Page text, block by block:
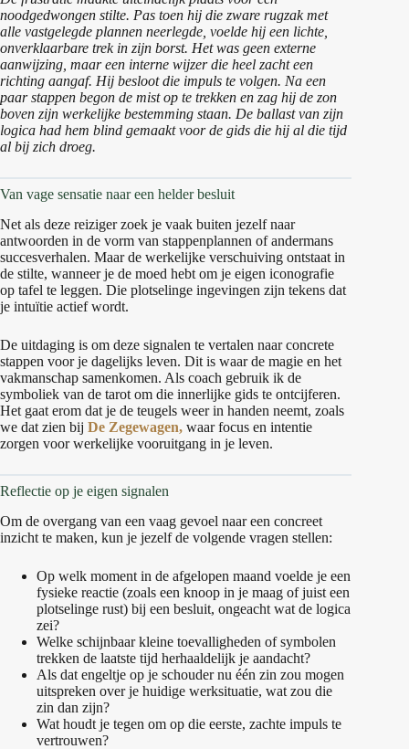
noodgedwongen stilte. Pas toen hij die zware rugzak met
alle vastgelegde plannen neerlegde, voelde hij een lichte,
onverklaarbare trek in zijn borst. Het was geen externe
aanwijzing, maar een interne wijzer die heel zacht een
richting aangaf. Hij besloot die impuls te volgen. Na een
paar stappen begon de mist op te trekken en zag hij de zon
boven zijn werkelijke bestemming staan. De ballast van zijn
logica had hem blind gemaakt voor de gids die hij al die tijd
al bij zich droeg.
Van vage sensatie naar een helder besluit
Net als deze reiziger zoek je vaak buiten jezelf naar
antwoorden in de vorm van stappenplannen of andermans
succesverhalen. Maar de werkelijke verschuiving ontstaat in
de stilte, wanneer je de moed hebt om je eigen iconografie
op tafel te leggen. Die plotselinge ingevingen zijn tekens dat
je intuïtie actief wordt.
De uitdaging is om deze signalen te vertalen naar concrete
stappen voor je dagelijks leven. Dit is waar de magie en het
vakmanschap samenkomen. Als coach gebruik ik de
symboliek van de tarot om die innerlijke gids te ontcijferen.
Het gaat erom dat je de teugels weer in handen neemt, zoals
we dat zien bij De Zegewagen, waar focus en intentie
zorgen voor werkelijke vooruitgang in je leven.
Reflectie op je eigen signalen
Om de overgang van een vaag gevoel naar een concreet
inzicht te maken, kun je jezelf de volgende vragen stellen:
Op welk moment in de afgelopen maand voelde je een
fysieke reactie (zoals een knoop in je maag of juist een
plotselinge rust) bij een besluit, ongeacht wat de logica
zei?
Welke schijnbaar kleine toevalligheden of symbolen
trekken de laatste tijd herhaaldelijk je aandacht?
Als dat engeltje op je schouder nu één zin zou mogen
uitspreken over je huidige werksituatie, wat zou die
zin dan zijn?
Wat houdt je tegen om op die eerste, zachte impuls te
vertrouwen?